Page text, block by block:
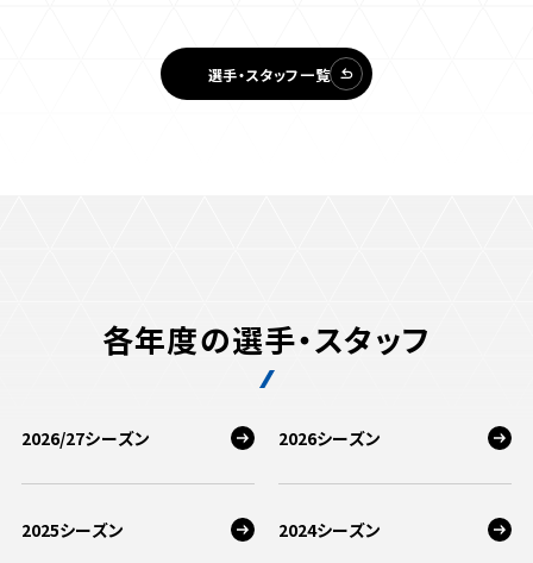
選手・スタッフ一覧
各年度の選手・スタッフ
2026/27シーズン 2026シーズン
2025シーズン 2024シーズン